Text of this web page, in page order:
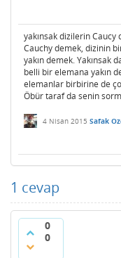
yakınsak dizilerin
Cauchy demek, dizinin
yakın demek. Yakınsak
belli bir elemana yakın
elemanlar birbirine de
Öbür taraf da senin
4 Nisan 2015 Safak
1 cevap
0
0